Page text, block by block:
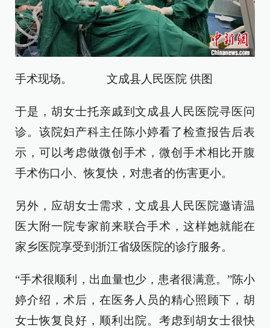
手术现场。 文成县人民医院 供图
于是，胡女士托亲戚到文成县人民医院寻医问
诊。该院妇产科主任陈小婷看了检查报告后表
示，可以考虑做微创手术，微创手术相比开腹
手术伤口小、恢复快，对患者的伤害更小。
另外，应胡女士需求，文成县人民医院邀请温
医大附一院专家前来联合手术，这样她就能在
家乡医院享受到浙江省级医院的诊疗服务。
“手术很顺利，出血量也少，患者很满意。”陈小
婷介绍，术后，在医务人员的精心照顾下，胡
女士恢复良好，顺利出院。考虑到胡女士很快